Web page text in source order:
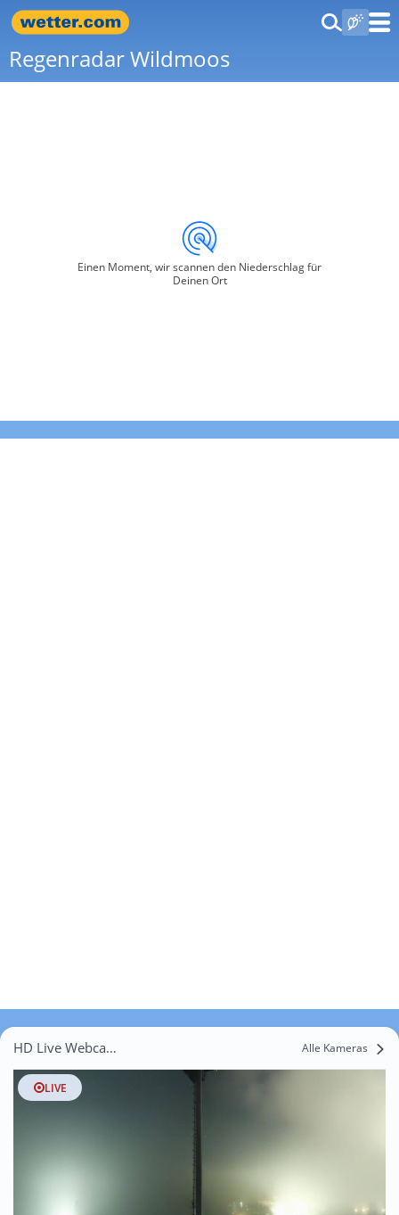
Regenradar Wildmoos
Einen Moment, wir scannen den Niederschlag für
Deinen Ort
HD Live Webcams Wildmoos Alle Kameras
LIVE